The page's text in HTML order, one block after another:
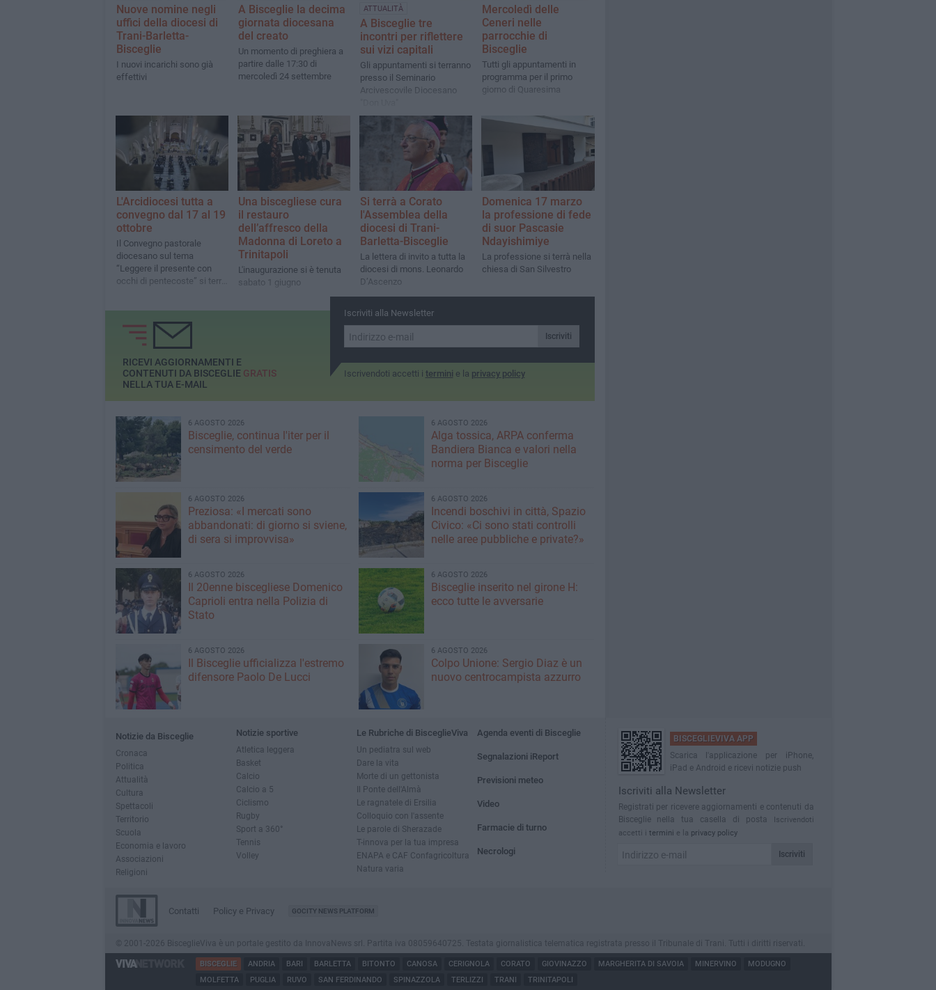
Nuove nomine negli
uffici della diocesi di
Trani-Barletta-
Bisceglie
I nuovi incarichi sono già
effettivi
A Bisceglie la decima
giornata diocesana
del creato
Un momento di preghiera a
partire dalle 17:30 di
mercoledì 24 settembre
ATTUALITÀ
A Bisceglie tre
incontri per riflettere
sui vizi capitali ​
Gli appuntamenti si terranno
presso il Seminario
Arcivescovile Diocesano
Mercoledì delle
Ceneri nelle
parrocchie di
Bisceglie
Tutti gli appuntamenti in
programma per il primo
giorno di Quaresima
L'Arcidiocesi tutta a
convegno dal 17 al 19
ottobre
Il Convegno pastorale
diocesano sul tema
“Leggere il presente con
occhi di pentecoste” si terrà
Una biscegliese cura
il restauro
dell’affresco della
Madonna di Loreto a
Trinitapoli
L'inaugurazione si è tenuta
sabato 1 giugno
Si terrà a Corato
l'Assemblea della
diocesi di Trani-
Barletta-Bisceglie
La lettera di invito a tutta la
diocesi di mons. Leonardo
D’Ascenzo
Domenica 17 marzo
la professione di fede
di suor Pascasie
Ndayishimiye
La professione si terrà nella
chiesa di San Silvestro
Iscriviti alla Newsletter
Iscriviti
Iscrivendoti accetti i termini e la privacy policy
RICEVI AGGIORNAMENTI E
CONTENUTI DA BISCEGLIE GRATIS
NELLA TUA E-MAIL
6 AGOSTO 2026
Bisceglie, continua l'iter per il
censimento del verde
6 AGOSTO 2026
Alga tossica, ARPA conferma
Bandiera Bianca e valori nella
norma per Bisceglie
6 AGOSTO 2026
Preziosa: «I mercati sono
abbandonati: di giorno si sviene,
di sera si improvvisa»
6 AGOSTO 2026
Incendi boschivi in città, Spazio
Civico: «Ci sono stati controlli
nelle aree pubbliche e private?»
6 AGOSTO 2026
Il 20enne biscegliese Domenico
Caprioli entra nella Polizia di
Stato
6 AGOSTO 2026
Bisceglie inserito nel girone H:
ecco tutte le avversarie
6 AGOSTO 2026
Il Bisceglie ufficializza l'estremo
difensore Paolo De Lucci
6 AGOSTO 2026
Colpo Unione: Sergio Diaz è un
nuovo centrocampista azzurro
Notizie da Bisceglie
Cronaca
Politica
Attualità
Cultura
Spettacoli
Territorio
Scuola
Economia e lavoro
Associazioni
Religioni
Notizie sportive
Atletica leggera
Basket
Calcio
Calcio a 5
Ciclismo
Rugby
Sport a 360°
Tennis
Volley
Le Rubriche di BisceglieViva
Un pediatra sul web
Dare la vita
Morte di un gettonista
Il Ponte dell'Almà
Le ragnatele di Ersilia
Colloquio con l'assente
Le parole di Sherazade
T-innova per la tua impresa
ENAPA e CAF Confagricoltura
Natura varia
Agenda eventi di Bisceglie
Segnalazioni iReport
Previsioni meteo
Video
Farmacie di turno
Necrologi
BISCEGLIEVIVA APP
Scarica l'applicazione per iPhone,
iPad e Android e ricevi notizie push
Iscriviti alla Newsletter
Registrati per ricevere aggiornamenti e contenuti da
Bisceglie nella tua casella di posta
Iscrivendoti
accetti i termini e la privacy policy
Iscriviti
Contatti Policy e Privacy GOCITY NEWS PLATFORM
© 2001-2026 BisceglieViva è un portale gestito da InnovaNews srl. Partita iva 08059640725. Testata giornalistica telematica registrata presso il Tribunale di Trani. Tutti i diritti riservati.
BISCEGLIE ANDRIA BARI BARLETTA BITONTO CANOSA CERIGNOLA CORATO GIOVINAZZO MARGHERITA DI SAVOIA MINERVINO
MODUGNO
MOLFETTA
PUGLIA RUVO SAN FERDINANDO SPINAZZOLA TERLIZZI TRANI TRINITAPOLI